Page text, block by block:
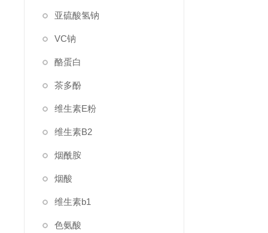
亚硫酸氢钠
VC钠
酪蛋白
茶多酚
维生素E粉
维生素B2
烟酰胺
烟酸
维生素b1
色氨酸